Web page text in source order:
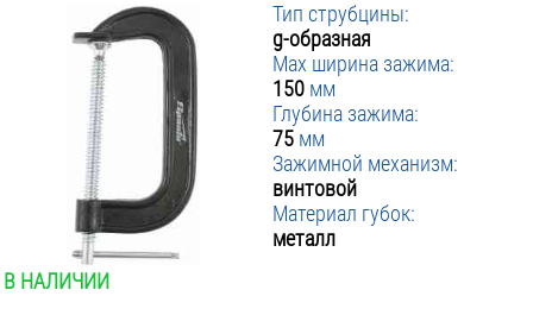
Тип струбцины:
g-образная
Max ширина зажима:
150 мм
Глубина зажима:
75 мм
Зажимной механизм:
винтовой
Материал губок:
металл
В НАЛИЧИИ